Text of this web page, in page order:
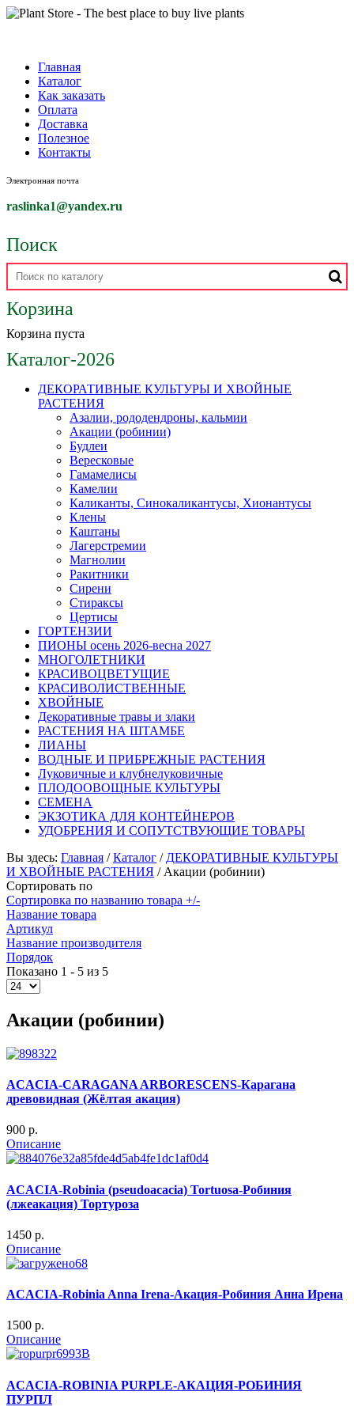
Главная
Каталог
Как заказать
Оплата
Доставка
Полезное
Контакты
Электронная почта
raslinka1@yandex.ru
Поиск
Корзина
Корзина пуста
Каталог-2026
ДЕКОРАТИВНЫЕ КУЛЬТУРЫ И ХВОЙНЫЕ
РАСТЕНИЯ
Азалии, рододендроны, кальмии
Акации (робинии)
Будлеи
Вересковые
Гамамелисы
Камелии
Каликанты, Синокаликантусы, Хионантусы
Клены
Каштаны
Лагерстремии
Магнолии
Ракитники
Сирени
Стираксы
Цертисы
ГОРТЕНЗИИ
ПИОНЫ осень 2026-весна 2027
МНОГОЛЕТНИКИ
КРАСИВОЦВЕТУЩИЕ
КРАСИВОЛИСТВЕННЫЕ
ХВОЙНЫЕ
Декоративные травы и злаки
РАСТЕНИЯ НА ШТАМБЕ
ЛИАНЫ
ВОДНЫЕ И ПРИБРЕЖНЫЕ РАСТЕНИЯ
Луковичные и клубнелуковичные
ПЛОДООВОЩНЫЕ КУЛЬТУРЫ
СЕМЕНА
ЭКЗОТИКА ДЛЯ КОНТЕЙНЕРОВ
УДОБРЕНИЯ И СОПУТСТВУЮЩИЕ ТОВАРЫ
Вы здесь: Главная /Каталог / ДЕКОРАТИВНЫЕ КУЛЬТУРЫ
И ХВОЙНЫЕ РАСТЕНИЯ / Акации (робинии)
Сортировать по
Сортировка по названию товара +/-
Название товара
Артикул
Название производителя
Порядок
Показано 1 - 5 из 5
Акации (робинии)
ACACIA-CARAGANA ARBORESCENS-Карагана
древовидная (Жёлтая акация)
900 p.
Описание
ACACIA-Robinia (pseudoacacia) Tortuosa-Робиния
(лжеакация) Тортуроза
1450 p.
Описание
ACACIA-Robinia Anna Irena-Акация-Робиния Анна Ирена
1500 p.
Описание
ACACIA-ROBINIA PURPLE-АКАЦИЯ-РОБИНИЯ
ПУРПЛ